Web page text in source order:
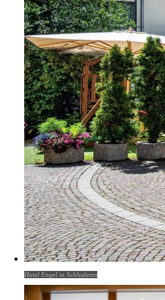
Hotel Engel in Schluderns